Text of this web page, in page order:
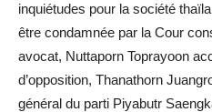
inquiétudes pour la société
être condamnée par la Cour
avocat, Nuttaporn Toprayoon
d’opposition, Thanathorn
général du parti Piyabutr